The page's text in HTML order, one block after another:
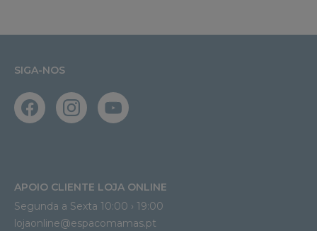
SIGA-NOS
APOIO CLIENTE LOJA ONLINE
Segunda a Sexta 10:00 › 19:00
lojaonline@espacomamas.pt